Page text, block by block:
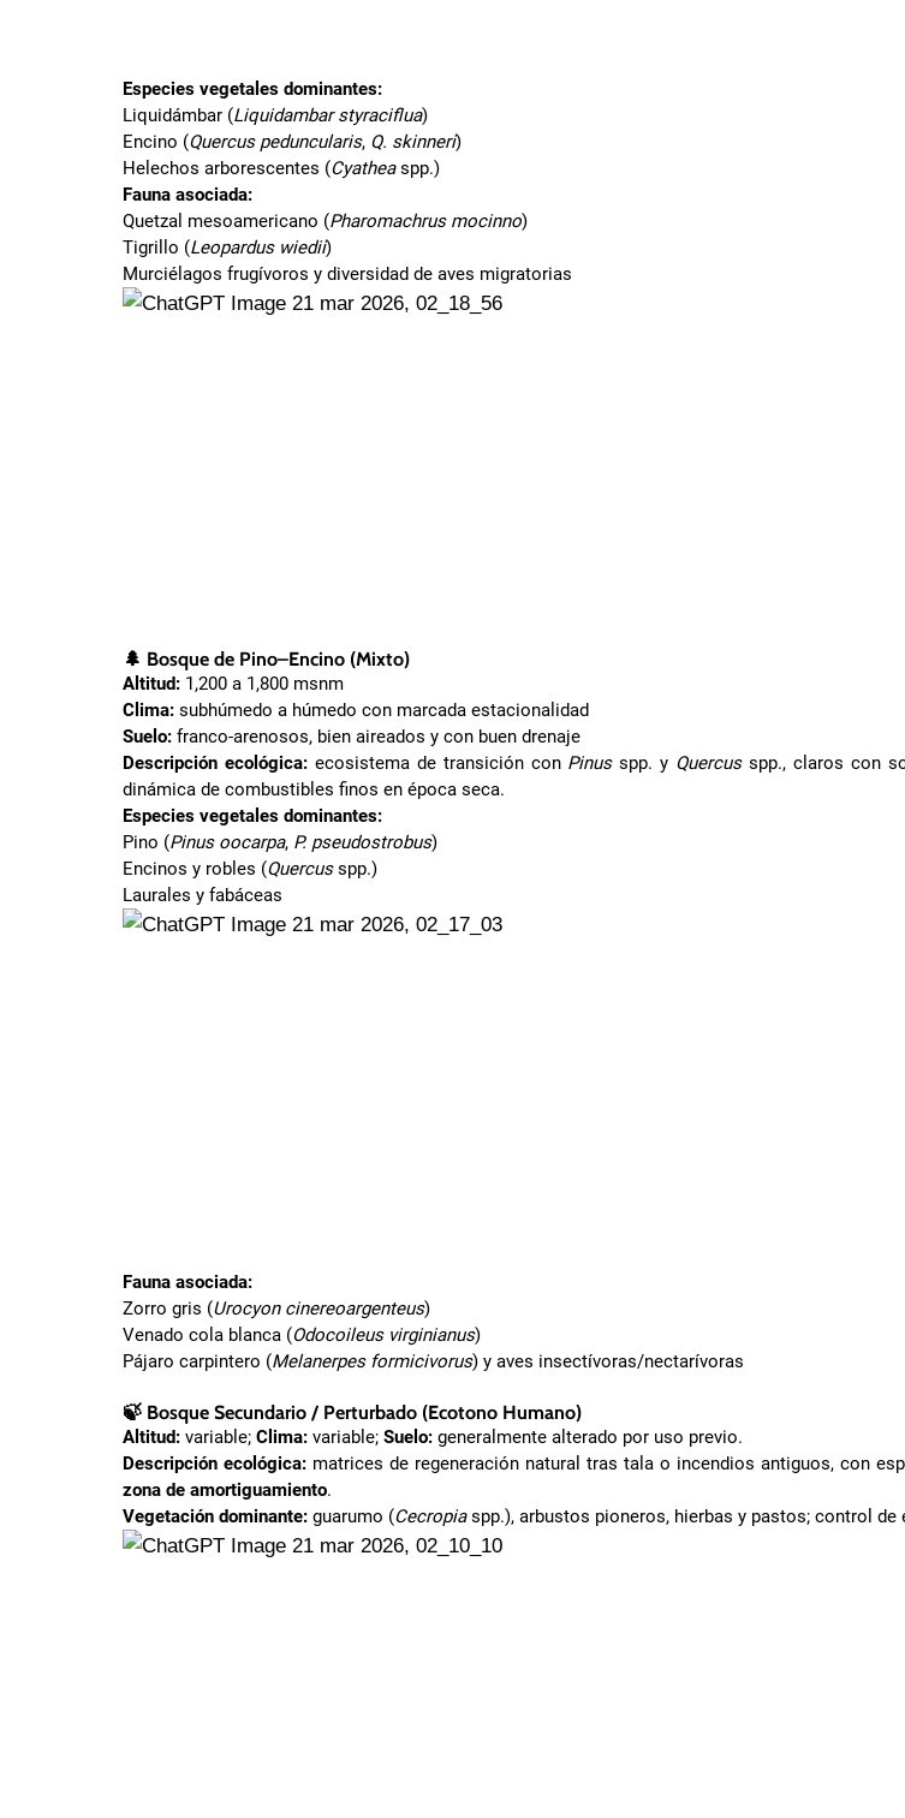
Especies vegetales dominantes:
Liquidámbar (Liquidambar styraciflua)
Encino (Quercus peduncularis, Q. skinneri)
Helechos arborescentes (Cyatheaspp.)
Fauna asociada:
Quetzal mesoamericano (Pharomachrus mocinno)
Tigrillo (Leopardus wiedii)
Murciélagos frugívoros y diversidad de aves migratorias
🌲 Bosque de Pino–Encino (Mixto)
Altitud: 1,200 a 1,800 msnm
Clima: subhúmedo a húmedo con marcada estacionalidad
Suelo: franco-arenosos, bien aireados y con buen drenaje
Descripción ecológica:ecosistema de transición con Pinusspp. y Quercusspp., claros con
dinámica de combustibles finos en época seca.
Especies vegetales dominantes:
Pino (Pinus oocarpa, P. pseudostrobus)
Encinos y robles (Quercusspp.)
Laurales y fabáceas
Fauna asociada:
Zorro gris (Urocyon cinereoargenteus)
Venado cola blanca (Odocoileus virginianus)
Pájaro carpintero (Melanerpes formicivorus) y aves insectívoras/nectarívoras
🍃 Bosque Secundario / Perturbado (Ecotono Humano)
Altitud: variable; Clima: variable; Suelo: generalmente alterado por uso previo.
Descripción ecológica: matrices de regeneración natural tras tala o incendios antiguos, con
zona de amortiguamiento.
Vegetación dominante: guarumo (Cecropiaspp.), arbustos pioneros, hierbas y pastos; control de